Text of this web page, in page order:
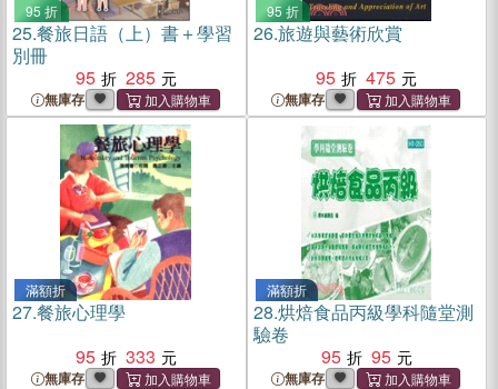
95 折
25.餐旅日語（上）書＋學習
別冊
95
285
無庫存
95 折
26.旅遊與藝術欣賞
95
475
無庫存
滿額折
27.餐旅心理學
95
333
無庫存
滿額折
28.烘焙食品丙級學科隨堂測
驗卷
95
95
無庫存